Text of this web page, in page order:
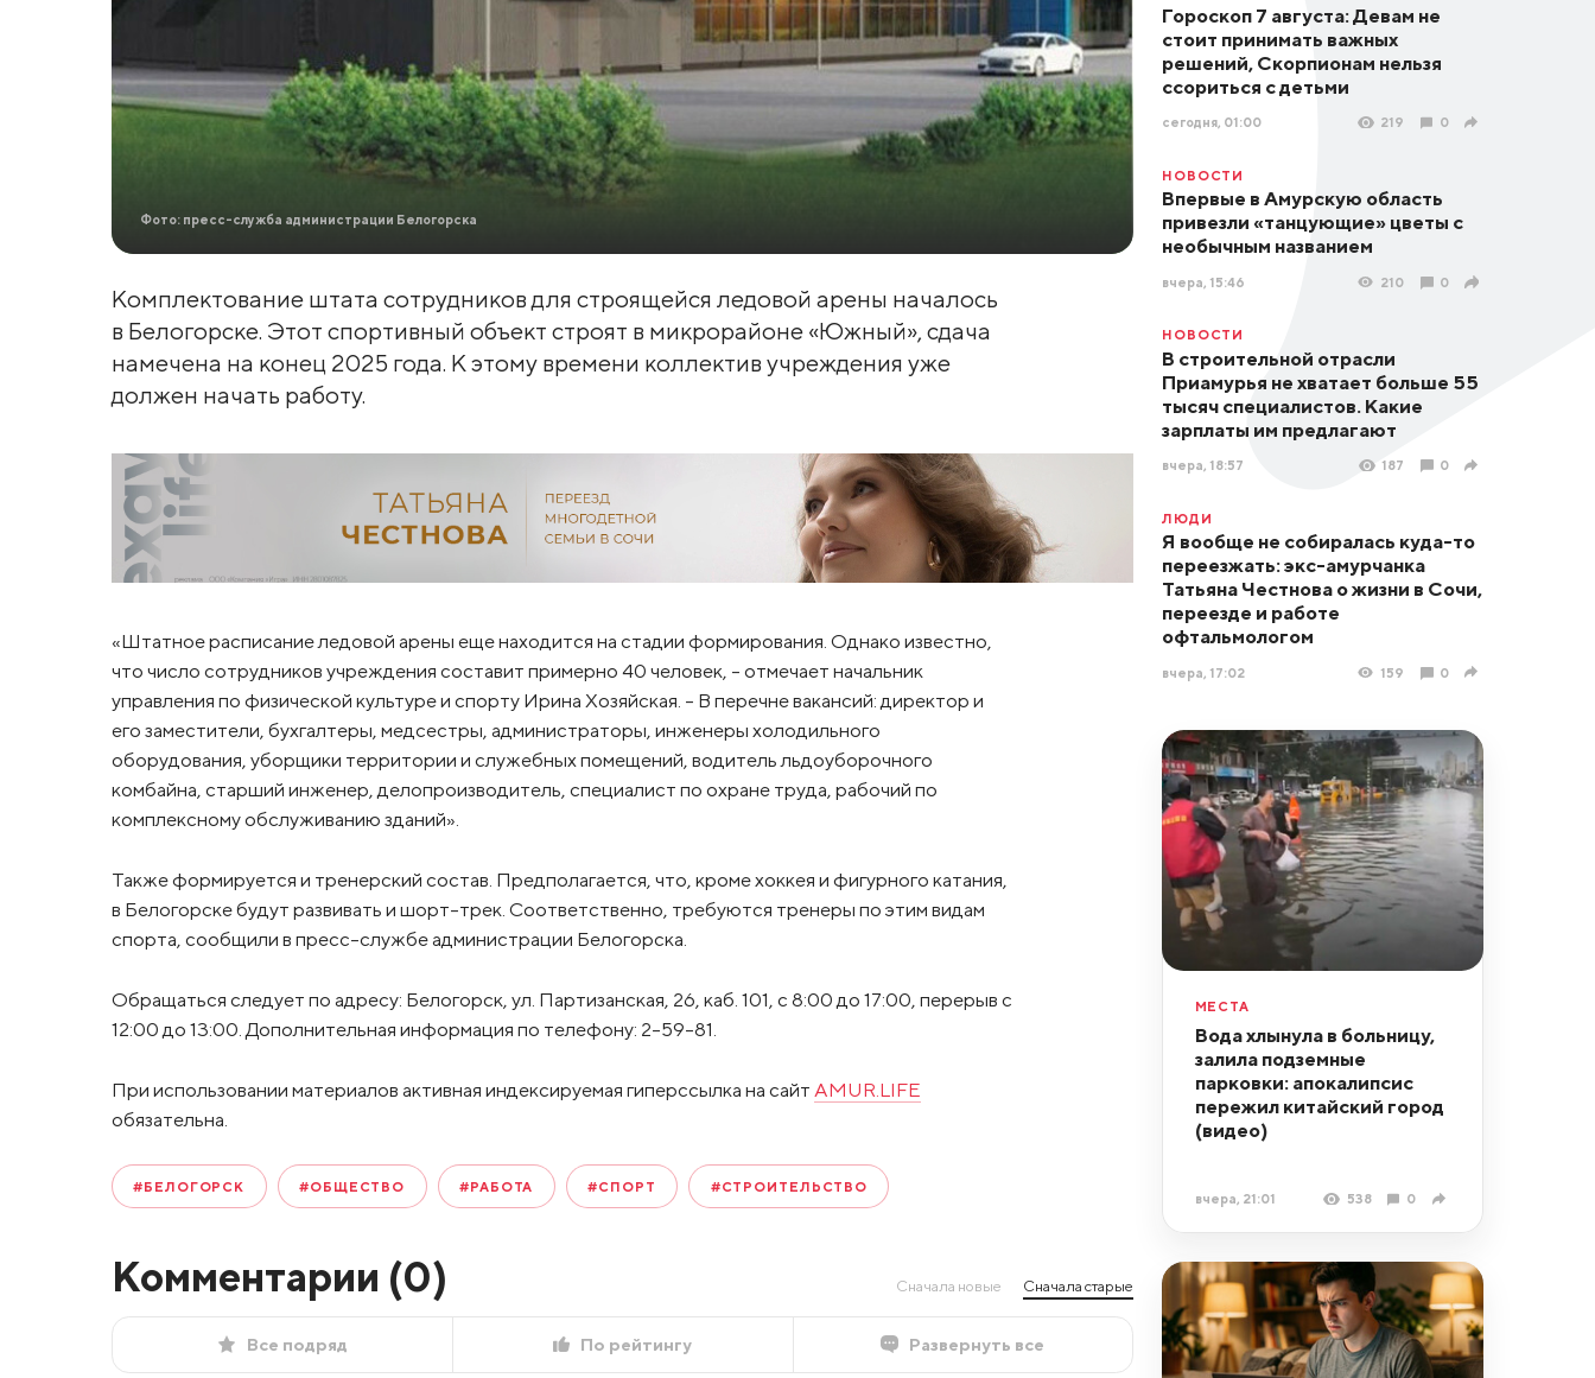
Фото: пресс-служба администрации Белогорска
Комплектование штата сотрудников для строящейся ледовой арены началось
в Белогорске. Этот спортивный объект строят в микрорайоне «Южный», сдача
намечена на конец 2025 года. К этому времени коллектив учреждения уже
должен начать работу.
«Штатное расписание ледовой арены еще находится на стадии формирования. Однако известно,
что число сотрудников учреждения составит примерно 40 человек, – отмечает начальник
управления по физической культуре и спорту Ирина Хозяйская. – В перечне вакансий: директор и
его заместители, бухгалтеры, медсестры, администраторы, инженеры холодильного
оборудования, уборщики территории и служебных помещений, водитель льдоуборочного
комбайна, старший инженер, делопроизводитель, специалист по охране труда, рабочий по
комплексному обслуживанию зданий».
Также формируется и тренерский состав. Предполагается, что, кроме хоккея и фигурного катания,
в Белогорске будут развивать и шорт-трек. Соответственно, требуются тренеры по этим видам
спорта, сообщили в пресс-службе администрации Белогорска.
Обращаться следует по адресу: Белогорск, ул. Партизанская, 26, каб. 101, с 8:00 до 17:00, перерыв с
12:00 до 13:00. Дополнительная информация по телефону: 2-59-81.
При использовании материалов активная индексируемая гиперссылка на сайт AMUR.LIFE
обязательна.
#БЕЛОГОРСК #ОБЩЕСТВО #РАБОТА #СПОРТ #СТРОИТЕЛЬСТВО
Комментарии (0) Сначала новые Сначала старые
Все подряд По рейтингу Развернуть все
Гороскоп 7 августа: Девам не
стоит принимать важных
решений, Скорпионам нельзя
ссориться с детьми
сегодня, 01:00 219 0
НОВОСТИ
Впервые в Амурскую область
привезли «танцующие» цветы с
необычным названием
вчера, 15:46 210 0
НОВОСТИ
В строительной отрасли
Приамурья не хватает больше 55
тысяч специалистов. Какие
зарплаты им предлагают
вчера, 18:57 187 0
ЛЮДИ
Я вообще не собиралась куда-то
переезжать: экс-амурчанка
Татьяна Честнова о жизни в Сочи,
переезде и работе
офтальмологом
вчера, 17:02 159 0
МЕСТА
Вода хлынула в больницу,
залила подземные
парковки: апокалипсис
пережил китайский город
(видео)
вчера, 21:01 538 0